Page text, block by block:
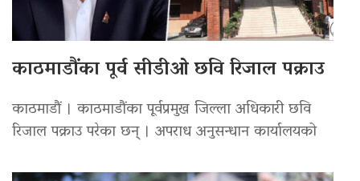
काठमाडौंका पूर्व सीडीओ छवि रिजाल पक्राउ
काठमाडौं । काठमाडौंका पूर्वप्रमुख जिल्ला अधिकारी छवि
रिजाल पक्राउ परेका छन् । अपराध अनुसन्धान कार्यालयको